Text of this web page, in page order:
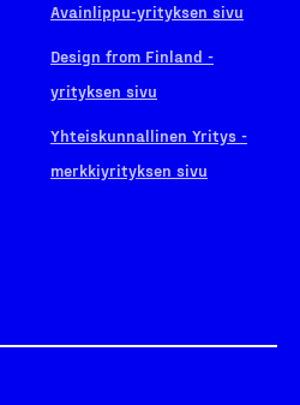
Avainlippu-yrityksen sivu
Design from Finland -
yrityksen sivu
Yhteiskunnallinen Yritys -
merkkiyrityksen sivu